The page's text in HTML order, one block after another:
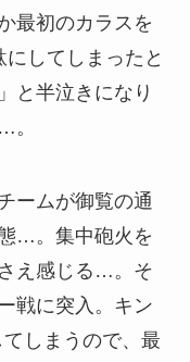
最初のカラスを
してしまったと
と半泣きになり
。
ームが御覧の通
…。集中砲火を
え感じる…。そ
戦に突入。キン
しまうので、最